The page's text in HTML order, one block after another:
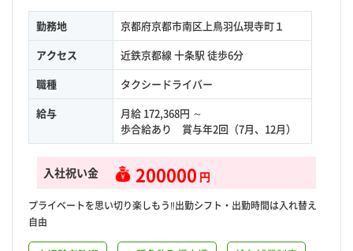
勤務地
京都府京都市南区上鳥羽仏現寺町１
アクセス
近鉄京都線 十条駅 徒歩6分
職種
タクシードライバー
給与
月給 172,368円 ～
歩合給あり 賞与年2回（7月、12月）
入社祝い金 200000 円
プライベートを思い切り楽しもう‼出勤シフト・出勤時間は入れ替え
自由